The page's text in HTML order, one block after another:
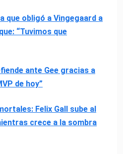
que obligó a Vingegaard a
“Tuvimos que
ante Gee gracias a
de hoy”
Felix Gall sube al
crece a la sombra